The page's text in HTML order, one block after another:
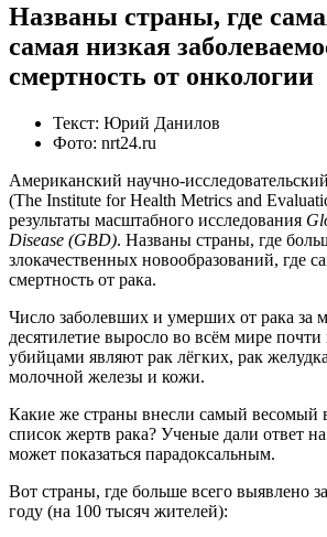
Названы страны, где
самая низкая
смертность от онкологии
Текст: Юрий Данилов
Фото: nrt24.ru
Американский научно-
(The Institute for Health Metrics and
результаты масштабного исследования
Disease (GBD). Названы страны, где
злокачественных новообразований, где
смертность от рака.
Число заболевших и умерших от рака за
десятилетие выросло во всём мире
убийцами являют рак лёгких, рак
молочной железы и кожи.
Какие же страны внесли самый весомый
список жертв рака? Ученые дали ответ
может показаться парадоксальным.
Вот страны, где больше всего выявлено
году (на 100 тысяч жителей):